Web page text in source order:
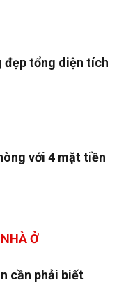
đẹp tổng diện tích
với 4 mặt tiền
Ở
cần phải biết